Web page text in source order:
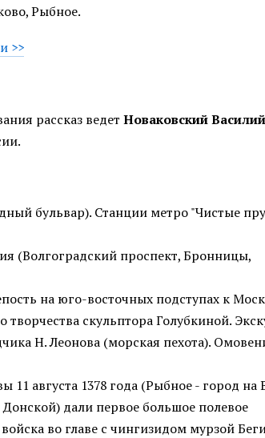
Рыбное.
>>
рассказ ведет Новаковский Василий
бульвар). Станции метро "Чистые
(Волгоградский проспект, Бронницы,
на юго-восточных подступах к
скульптора Голубкиной.
Н. Леонова (морская пехота).
августа 1378 года (Рыбное - город на
дали первое большое полевое
во главе с чингизидом мурзой